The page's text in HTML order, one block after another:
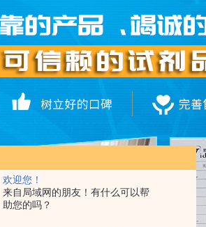
欢迎您！
来自局域网的朋友！有什么可以帮
助您的吗？